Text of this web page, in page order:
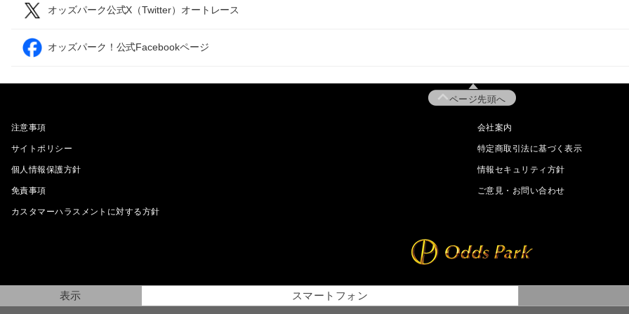
オッズパーク公式X（Twitter）オートレース
オッズパーク！公式Facebookページ
ページ先頭へ
注意事項 会社案内
サイトポリシー 特定商取引法に基づく表示
個人情報保護方針 情報セキュリティ方針
免責事項 ご意見・お問い合わせ
カスタマーハラスメントに対する方針
表示 スマートフォン